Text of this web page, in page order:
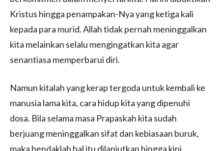
Kristus hingga penampakan-Nya yang ketiga kali
kepada para murid. Allah tidak pernah meninggalkan
kita melainkan selalu mengingatkan kita agar
senantiasa memperbarui diri.
Namun kitalah yang kerap tergoda untuk kembali ke
manusia lama kita, cara hidup kita yang dipenuhi
dosa. Bila selama masa Prapaskah kita sudah
berjuang meninggalkan sifat dan kebiasaan buruk,
maka hendaklah hal itu dilanjutkan hingga kini.